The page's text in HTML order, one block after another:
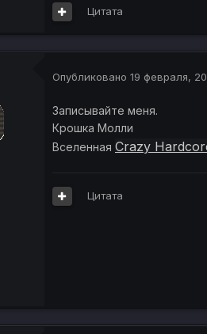
Цитата
Опубликовано 19 февраля,
Записывайте меня.
Крошка Молли
Вселенная Crazy
Цитата